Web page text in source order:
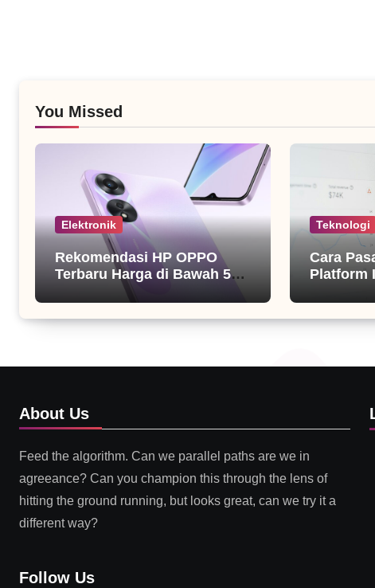
You Missed
Elektronik
Rekomendasi HP OPPO
Terbaru Harga di Bawah 5
Teknologi
Cara
Platform
About Us
Feed the algorithm. Can we parallel paths are we in
agreeance? Can you champion this through the lens of
hitting the ground running, but looks great, can we try it a
different way?
Follow Us